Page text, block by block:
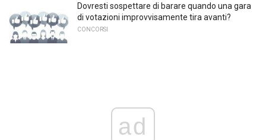
Dovresti sospettare di barare quando una gara
di votazioni improvvisamente tira avanti?
CONCORSI
ad